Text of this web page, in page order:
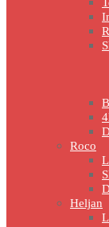
Roco
Heljan